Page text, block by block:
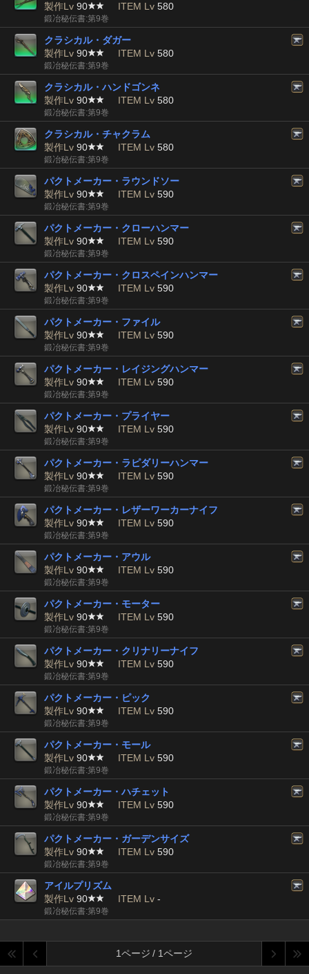
製作Lv 90 ITEM Lv 580
鍛冶秘伝書:第9巻
クラシカル・ダガー
製作Lv 90 ITEM Lv 580
鍛冶秘伝書:第9巻
クラシカル・ハンドゴンネ
製作Lv 90 ITEM Lv 580
鍛冶秘伝書:第9巻
クラシカル・チャクラム
製作Lv 90 ITEM Lv 580
鍛冶秘伝書:第9巻
パクトメーカー・ラウンドソー
製作Lv 90 ITEM Lv 590
鍛冶秘伝書:第9巻
パクトメーカー・クローハンマー
製作Lv 90 ITEM Lv 590
鍛冶秘伝書:第9巻
パクトメーカー・クロスペインハンマー
製作Lv 90 ITEM Lv 590
鍛冶秘伝書:第9巻
パクトメーカー・ファイル
製作Lv 90 ITEM Lv 590
鍛冶秘伝書:第9巻
パクトメーカー・レイジングハンマー
製作Lv 90 ITEM Lv 590
鍛冶秘伝書:第9巻
パクトメーカー・プライヤー
製作Lv 90 ITEM Lv 590
鍛冶秘伝書:第9巻
パクトメーカー・ラピダリーハンマー
製作Lv 90 ITEM Lv 590
鍛冶秘伝書:第9巻
パクトメーカー・レザーワーカーナイフ
製作Lv 90 ITEM Lv 590
鍛冶秘伝書:第9巻
パクトメーカー・アウル
製作Lv 90 ITEM Lv 590
鍛冶秘伝書:第9巻
パクトメーカー・モーター
製作Lv 90 ITEM Lv 590
鍛冶秘伝書:第9巻
パクトメーカー・クリナリーナイフ
製作Lv 90 ITEM Lv 590
鍛冶秘伝書:第9巻
パクトメーカー・ピック
製作Lv 90 ITEM Lv 590
鍛冶秘伝書:第9巻
パクトメーカー・モール
製作Lv 90 ITEM Lv 590
鍛冶秘伝書:第9巻
パクトメーカー・ハチェット
製作Lv 90 ITEM Lv 590
鍛冶秘伝書:第9巻
パクトメーカー・ガーデンサイズ
製作Lv 90 ITEM Lv 590
鍛冶秘伝書:第9巻
アイルプリズム
製作Lv 90 ITEM Lv -
鍛冶秘伝書:第9巻
1ページ / 1ページ